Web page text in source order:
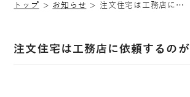
トップ お知らせ 注文住宅は工務店に依頼するのがおすすめ？
注文住宅は工務店に依頼するの